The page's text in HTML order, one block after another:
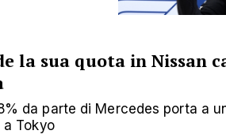
la sua quota in Nissan
da parte di Mercedes porta a
Tokyo